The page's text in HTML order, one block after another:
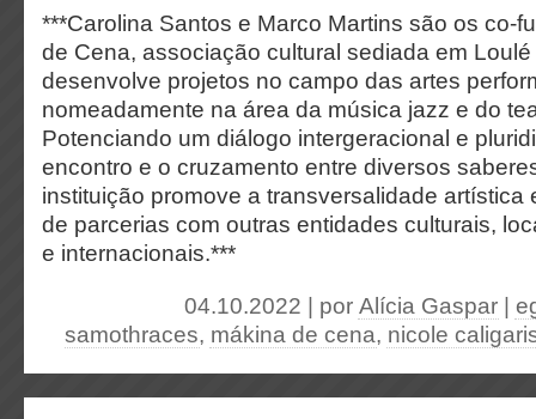
***Carolina Santos e Marco Martins são os co-
de Cena, associação cultural sediada em
desenvolve projetos no campo das artes
nomeadamente na área da música jazz e do
Potenciando um diálogo intergeracional e
encontro e o cruzamento entre diversos
instituição promove a transversalidade artística
de parcerias com outras entidades culturais,
e internacionais.***
04.10.2022 | por Alícia Gaspar
samothraces, mákina de cena, nicole